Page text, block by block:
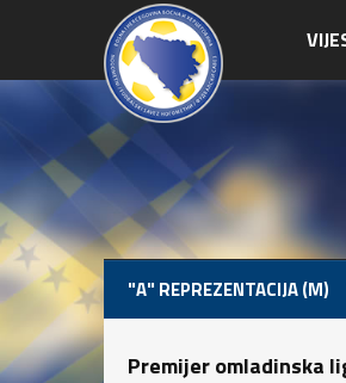
"A" REPREZENTACIJA (M)
Premijer omladinska